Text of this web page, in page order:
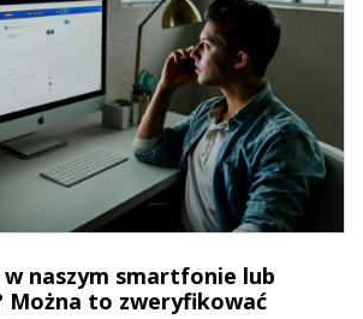
w naszym smartfonie lub
Można to zweryfikować